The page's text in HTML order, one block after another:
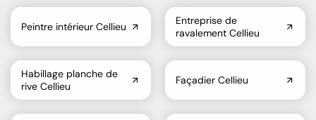
Peintre intérieur Cellieu
Entreprise de
ravalement Cellieu
Habillage planche de
rive Cellieu
Façadier Cellieu